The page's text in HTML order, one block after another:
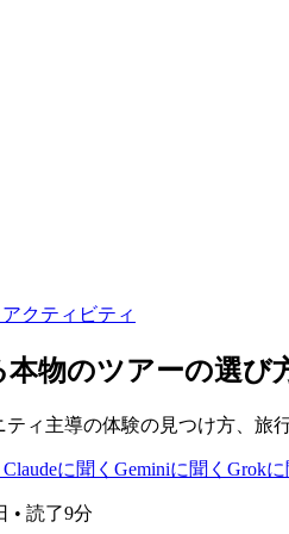
クティビティ
物のツアーの選び
ィ主導の体験の見つけ方、旅
Claudeに聞く Geminiに聞く Grokに
• 読了9分